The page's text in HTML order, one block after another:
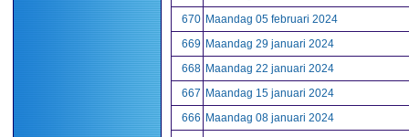
670 Maandag 05 februari 2024
669 Maandag 29 januari 2024
668 Maandag 22 januari 2024
667 Maandag 15 januari 2024
666 Maandag 08 januari 2024